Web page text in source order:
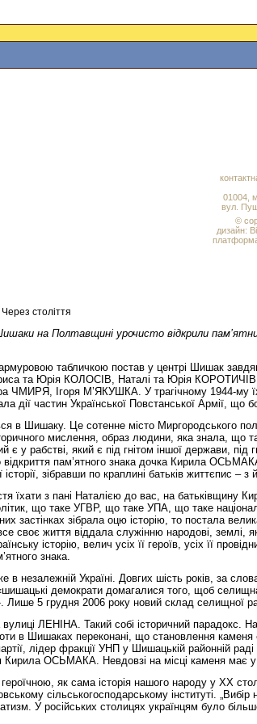
01004,
вул.
©
дизайн:
століття
на Полтавщині урочисто відкрили
табличкою постав у центрі Шишак
та Юрія КОЛОСІВ, Наталі та Юрія
ЧМИРЯ, Ігоря М’ЯКУШКА. У трагічному 1944-му
дії частин Української Повстанської Армії, що
в Шишаку. Це сотенне місто Миргородського
мислення, образ людини, яка знала, що
є у рабстві, який є під гнітом іншої держави, під
відкриття пам’ятного знака дочка Кирила
історії, зібравши по краплині батьків життєпис –
їхати з пані Наталією до вас, на батьківщину
що таке УГВР, що таке УПА, що таке
застінках зібрала оцю історію, то постала
своє життя віддала служінню народові,
історію, велич усіх її героїв, усіх її
знака.
Україні. Довгих шість років, за
демократи домагалися того, щоб
Лише 5 грудня 2006 року новий склад селищної
ЛЕНІНА. Такий собі історичний парадокс.
в Шишаках переконані, що становлення
партії, лідер фракції УНП у Шишацькій
ОСЬМАКА. Невдовзі на місці каменя має
як сама історія нашого народу у ХХ
сільськогосподарському інституті.
У російських столицях українцям було